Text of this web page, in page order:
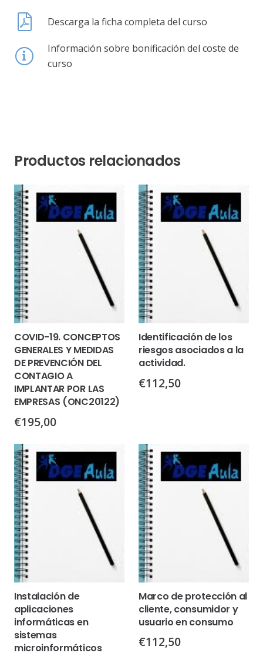
Descarga la ficha completa del curso
Información sobre bonificación del coste de
curso
Productos relacionados
COVID-19. CONCEPTOS
GENERALES Y MEDIDAS
DE PREVENCIÓN DEL
CONTAGIO A
IMPLANTAR POR LAS
EMPRESAS (ONC20122)
€195,00
Identificación de los
riesgos asociados a la
actividad.
€112,50
Instalación de
aplicaciones
informáticas en
sistemas
microinformáticos
Marco de protección al
cliente, consumidor y
usuario en consumo
€112,50